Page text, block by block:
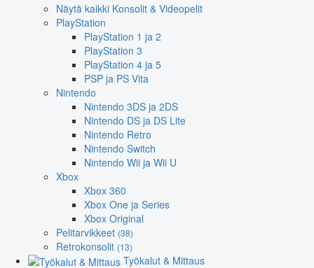
Näytä kaikki Konsolit & Videopelit
PlayStation
PlayStation 1 ja 2
PlayStation 3
PlayStation 4 ja 5
PSP ja PS Vita
Nintendo
Nintendo 3DS ja 2DS
Nintendo DS ja DS Lite
Nintendo Retro
Nintendo Switch
Nintendo Wii ja Wii U
Xbox
Xbox 360
Xbox One ja Series
Xbox Original
Pelitarvikkeet (38)
Retrokonsolit (13)
Työkalut & Mittaus